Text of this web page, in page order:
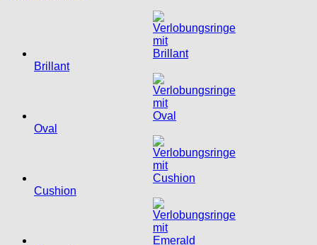
Brillant
Oval
Cushion